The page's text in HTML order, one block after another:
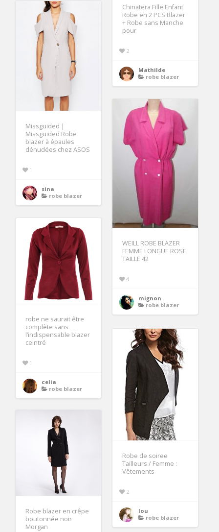
Chinatera Fille Enfant
Robe en 2 PCS Blazer
+ Robe sans Manche
pour
2
Mathilde
robe blazer
Missguided |
Missguided Robe
blazer à épaules
dénudées chez ASOS
1
sina
robe blazer
WEILL ROBE BLAZER
FEMME LONGUE ROSE
TAILLE 42
4
mignon
robe blazer
robe ne saurait être
complète sans
l’indispensable blazer
ceintré
1
celia
robe blazer
Robe de soiree
Tailleurs / Femme :
Vêtements
2
lou
robe blazer
Robe blazer en crêpe
boutonnée noir
Morgan